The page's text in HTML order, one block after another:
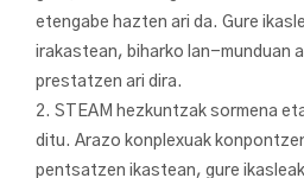
etengabe hazten ari da. Gure
irakastean, biharko lan-munduan
prestatzen ari dira.
STEAM hezkuntzak sormena
ditu. Arazo konplexuak
pentsatzen ikastean, gure